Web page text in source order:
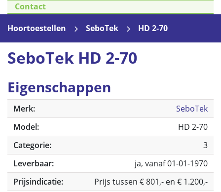
Contact
Hoortoestellen
SeboTek HD 2-70
SeboTek HD 2-70
Eigenschappen
Merk:
SeboTek
Model:
HD 2-70
Categorie:
3
Leverbaar:
ja, vanaf 01-01-1970
Prijsindicatie:
Prijs tussen € 801,- en € 1.200,-